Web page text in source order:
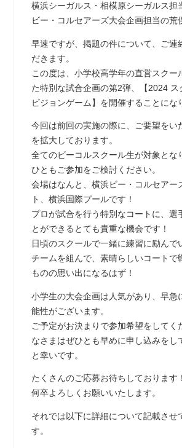
横浜シーガルス・相模原シーガルス担
ビー・コルセアーズ大会企画担当の荒
早速ですが、掲題の件について、ご連
だきます。
この度は、小学校高学年の直営スクー
た特別な試合企画の第2弾、【2024 ス
ビジョンゲーム】を開催することにな
今回は前回の実施の際に、ご要望をい
を拡大しております。
全てのビーコルスクール生が対象とな
ひともご参加をご検討ください。
会場はなんと、横浜ビー・コルセアー
ト、横浜国際プールです！
プロが試合を行う特別なコートに、選
とができるとても貴重な機会です！
日頃のスクールで一緒に練習に励んで
チームを組んで、素晴らしいコートで
ものの思い出になるはず！
小学生の大会企画は人気があり、早急
能性がございます。
ご予定がお決まりで参加希望をしてく
なさまはぜひとも早めに申し込みをし
と幸いです。
たくさんのご応募お待ちしております
何卒よろしくお願いいたします。
それでは以下に詳細について記載させ
す。